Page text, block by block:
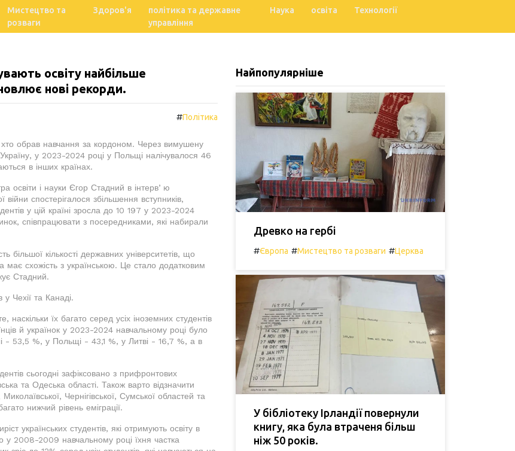
Мистецтво та
розваги
Здоров'я
політика та державне
управління
Наука освіта Технології
освіту найбільше
нові рекорди.
#Політика
хто обрав навчання за кордоном. Через вимушену
у 2023-2024 році у Польщі налічувалося 46
в інших країнах.
освіти і науки Єгор Стадний в інтервʼю
спостерігалося збільшення вступників,
у цій країні зросла до 10 197 у 2023-2024
співпрацювати з посередниками, які набирали
кількості державних університетів, що
схожість з українською. Це стало додатковим
Стадний.
у Чехії та Канаді.
наскільки їх багато серед усіх іноземних студентів
й українок у 2023-2024 навчальному році було
- 53,5 %, у Польщі - 43,1 %, у Литві - 16,7 %, а в
сьогодні зафіксовано з прифронтових
та Одеська області. Також варто відзначити
Миколаївської, Чернігівської, Сумської областей та
нижчий рівень еміграції.
українських студентів, які отримують освіту в
2008-2009 навчальному році їхня частка
Найпопулярніше
Древко на гербі
#Європа #Мистецтво та розваги #Церква
У бібліотеку Ірландії повернули
книгу, яка була втраченя більш
ніж 50 років.